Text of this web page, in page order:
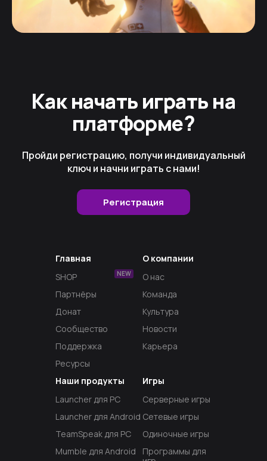
Как начать играть на
платформе?
Пройди регистрацию, получи индивидуальный
ключ и начни играть с нами!
Регистрация
Главная
SHOP
NEW
Партнёры
Донат
Сообщество
Поддержка
Ресурсы
Наши продукты
Launcher для PC
Launcher для Android
TeamSpeak для PC
Mumble для Android
Игры
Серверные игры
Сетевые игры
Одиночные игры
Программы для
О компании
О нас
Команда
Культура
Новости
Карьера